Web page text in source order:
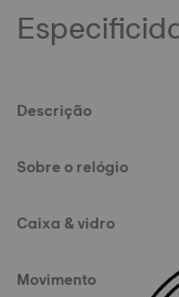
Descrição
Sobre o relógio
Caixa & vidro
Movimento